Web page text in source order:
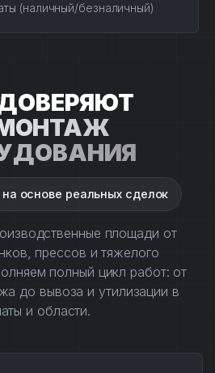
(наличный/безналичный)
на основе реальных сделок
площади от
прессов и тяжелого
полный цикл работ: от
до вывоза и утилизации в
и области.